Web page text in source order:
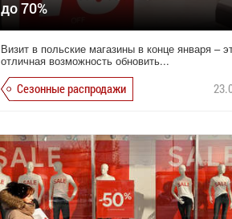
до 70%
Визит в польские магазины в конце января –
отличная возможность обновить...
Сезонные распродажи